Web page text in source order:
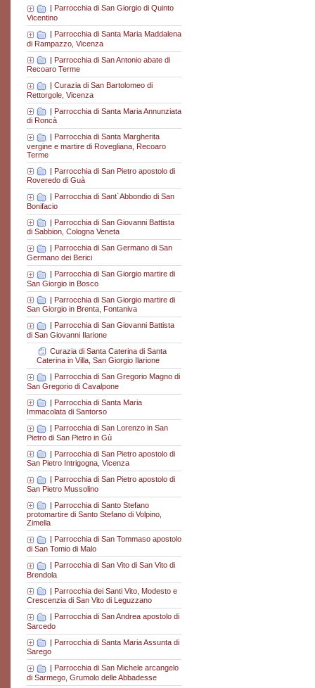
Parrocchia di San Giorgio di Quinto
Vicentino
| Parrocchia di Santa Maria Maddalena
di Rampazzo, Vicenza
| Parrocchia di San Antonio abate di
Recoaro Terme
| Curazia di San Bartolomeo di
Rettorgole, Vicenza
| Parrocchia di Santa Maria Annunziata
di Roncà
Parrocchia di Santa Margherita
vergine e martire di Rovegliana, Recoaro
Terme
| Parrocchia di San Pietro apostolo di
Roveredo di Guà
Parrocchia di Sant´Abbondio di San
Bonifacio
| Parrocchia di San Giovanni Battista
di Sabbion, Cologna Veneta
Parrocchia di San Germano di San
Germano dei Berici
| Parrocchia di San Giorgio martire di
San Giorgio in Bosco
| Parrocchia di San Giorgio martire di
San Giorgio in Brenta, Fontaniva
| Parrocchia di San Giovanni Battista
di San Giovanni Ilarione
Curazia di Santa Caterina di Santa
Caterina in Villa, San Giorgio Ilarione
| Parrocchia di San Gregorio Magno di
San Gregorio di Cavalpone
| Parrocchia di Santa Maria
Immacolata di Santorso
Parrocchia di San Lorenzo in San
Pietro di San Pietro in Gù
| Parrocchia di San Pietro apostolo di
San Pietro Intrigogna, Vicenza
Parrocchia di San Pietro apostolo di
San Pietro Mussolino
| Parrocchia di Santo Stefano
protomartire di Santo Stefano di Volpino,
Zimella
Parrocchia di San Tommaso apostolo
di San Tomio di Malo
| Parrocchia di San Vito di San Vito di
Brendola
| Parrocchia dei Santi Vito, Modesto e
Crescenzia di San Vito di Leguzzano
| Parrocchia di San Andrea apostolo di
Sarcedo
| Parrocchia di Santa Maria Assunta di
Sarego
| Parrocchia di San Michele arcangelo
di Sarmego, Grumolo delle Abbadesse